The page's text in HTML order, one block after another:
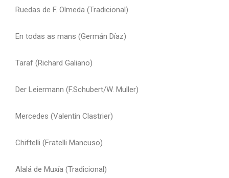
Ruedas de F. Olmeda (Tradicional)
En todas as mans (Germán Díaz)
Taraf (Richard Galiano)
Der Leiermann (F.Schubert/W. Muller)
Mercedes (Valentin Clastrier)
Chiftelli (Fratelli Mancuso)
Alalá de Muxía (Tradicional)